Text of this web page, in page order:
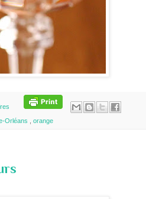
Orléans , orange